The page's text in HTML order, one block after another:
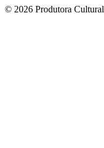
© 2026 Produtora Cultural